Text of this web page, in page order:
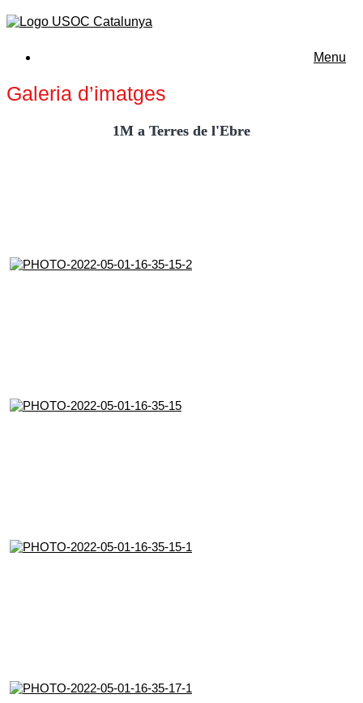
Menu
Galeria d’imatges
1M a Terres de l'Ebre